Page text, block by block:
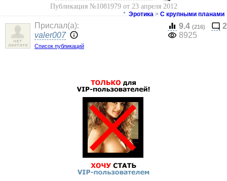
Публикация №1081979 от 23 апреля 2012
* Эротика > С крупными планами
Прислал(a):
valer007
Список публикаций
9.4 (216)
2
8925